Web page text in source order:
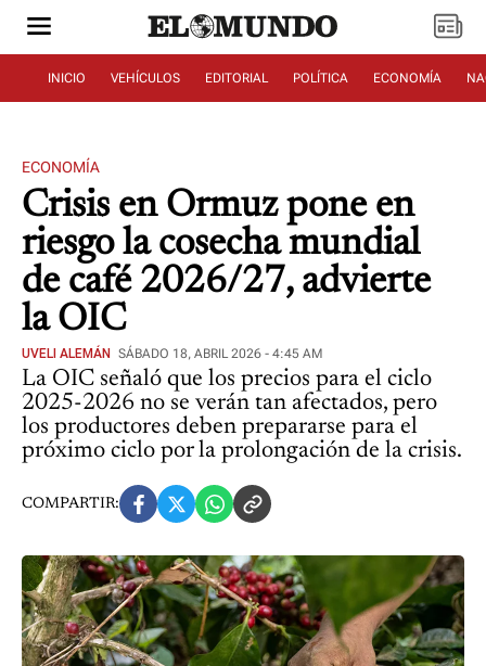
INICIO VEHÍCULOS EDITORIAL POLÍTICA ECONOMÍA
ECONOMÍA
Crisis en Ormuz pone en
riesgo la cosecha mundial
de café 2026/27, advierte
la OIC
UVELI ALEMÁN SÁBADO 18, ABRIL 2026 - 4:45 AM
La OIC señaló que los precios para el ciclo
2025-2026 no se verán tan afectados, pero
los productores deben prepararse para el
próximo ciclo por la prolongación de la crisis.
COMPARTIR: